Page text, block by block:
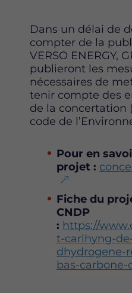
Dans un délai de
compter de la
VERSO ENERGY,
publieront les
nécessaires de
tenir compte des
de la concertation
code de
Pour en
projet :
Fiche du
CNDP
: https://
t-carlhyng-
dhydrogene-
bas-